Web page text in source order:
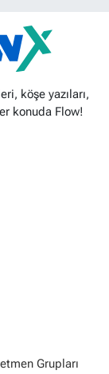
köşe yazıları,
konuda Flow!
Grupları